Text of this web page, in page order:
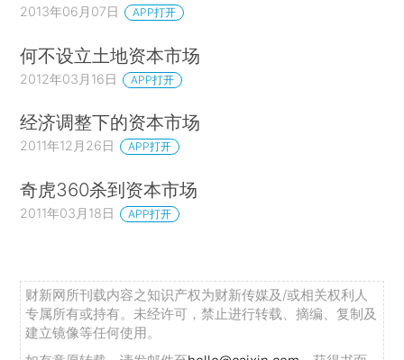
2013年06月07日 APP打开
何不设立土地资本市场
2012年03月16日 APP打开
经济调整下的资本市场
2011年12月26日 APP打开
奇虎360杀到资本市场
2011年03月18日 APP打开
财新网所刊载内容之知识产权为财新传媒及/或相关权利人
专属所有或持有。未经许可，禁止进行转载、摘编、复制及
建立镜像等任何使用。